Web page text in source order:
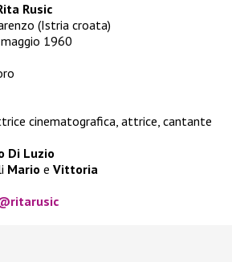
Rusic
(Istria croata)
1960
cinematografica, attrice, cantante
Di Luzio
Mario e Vittoria